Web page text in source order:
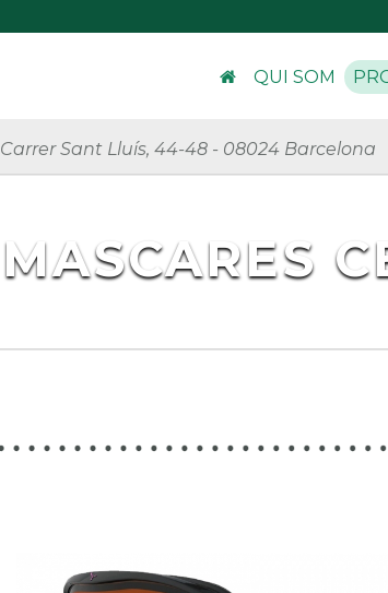
QUI SOM
Carrer Sant Lluís, 44-48 - 08024 Barcelona
MASCARES